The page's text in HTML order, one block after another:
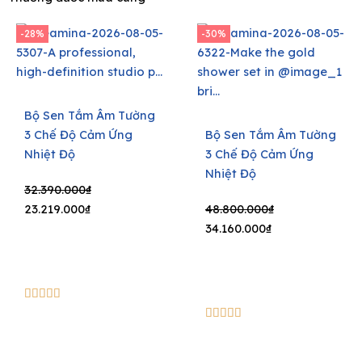
-28%
Bộ Sen Tắm Âm Tường
3 Chế Độ Cảm Ứng
Nhiệt Độ
32.390.000₫
Original
price
23.219.000₫
Current
price
    
-30%
Bộ Sen Tắm Âm Tường
3 Chế Độ Cảm Ứng
Nhiệt Độ
48.800.000₫
Original
price
34.160.000₫
Current
price
    